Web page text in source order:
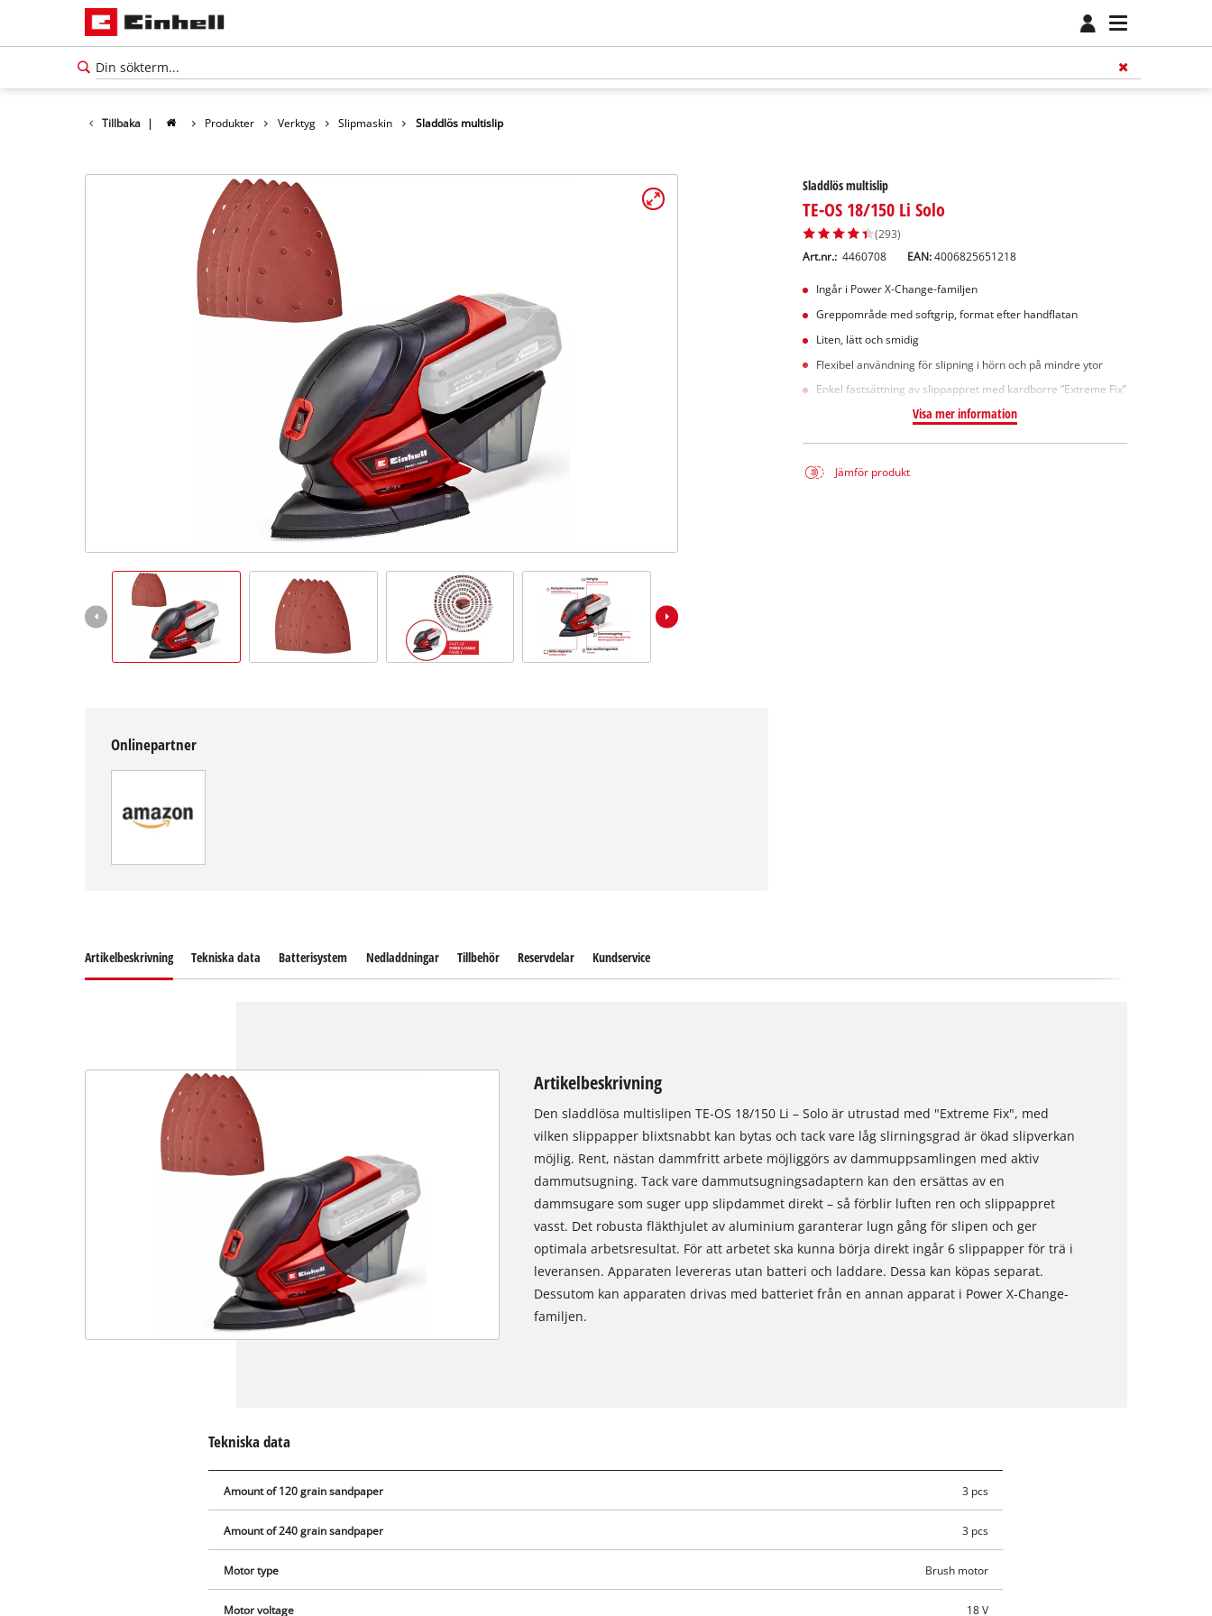
Tillbaka | Produkter Verktyg Slipmaskin Sladdlös multislip
Sladdlös multislip
TE-OS 18/150 Li Solo
(293)
Art.nr.: 4460708 EAN:4006825651218
Ingår i Power X-Change-familjen
Greppområde med softgrip, format efter handflatan
Liten, lätt och smidig
Flexibel användning för slipning i hörn och på mindre ytor
Enkel fastsättning av slippappret med kardborre ”Extreme Fix”
Visa mer information
Jämför produkt
Onlinepartner
Artikelbeskrivning Tekniska data Batterisystem Nedladdningar Tillbehör Reservdelar Kundservice
Artikelbeskrivning
Den sladdlösa multislipen TE-OS 18/150 Li – Solo är utrustad med "Extreme Fix", med
vilken slippapper blixtsnabbt kan bytas och tack vare låg slirningsgrad är ökad slipverkan
möjlig. Rent, nästan dammfritt arbete möjliggörs av dammuppsamlingen med aktiv
dammutsugning. Tack vare dammutsugningsadaptern kan den ersättas av en
dammsugare som suger upp slipdammet direkt – så förblir luften ren och slippappret
vasst. Det robusta fläkthjulet av aluminium garanterar lugn gång för slipen och ger
optimala arbetsresultat. För att arbetet ska kunna börja direkt ingår 6 slippapper för trä i
leveransen. Apparaten levereras utan batteri och laddare. Dessa kan köpas separat.
Dessutom kan apparaten drivas med batteriet från en annan apparat i Power X-Change-
familjen.
Tekniska data
Amount of 120 grain sandpaper 3 pcs
Amount of 240 grain sandpaper 3 pcs
Motor type Brush motor
Motor voltage 18 V